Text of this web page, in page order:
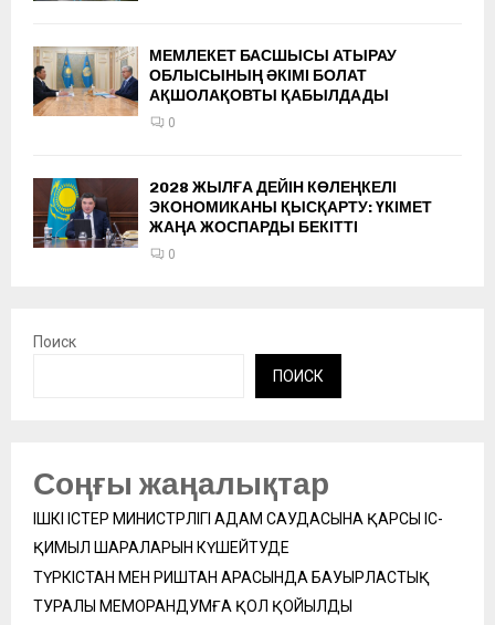
МЕМЛЕКЕТ БАСШЫСЫ АТЫРАУ
ОБЛЫСЫНЫҢ ӘКІМІ БОЛАТ
АҚШОЛАҚОВТЫ ҚАБЫЛДАДЫ
0
2028 ЖЫЛҒА ДЕЙІН КӨЛЕҢКЕЛІ
ЭКОНОМИКАНЫ ҚЫСҚАРТУ: ҮКІМЕТ
ЖАҢА ЖОСПАРДЫ БЕКІТТІ
0
Поиск
ПОИСК
Соңғы жаңалықтар
ІШКІ ІСТЕР МИНИСТРЛІГІ АДАМ САУДАСЫНА ҚАРСЫ ІС-
ҚИМЫЛ ШАРАЛАРЫН КҮШЕЙТУДЕ
ТҮРКІСТАН МЕН РИШТАН АРАСЫНДА БАУЫРЛАСТЫҚ
ТУРАЛЫ МЕМОРАНДУМҒА ҚОЛ ҚОЙЫЛДЫ